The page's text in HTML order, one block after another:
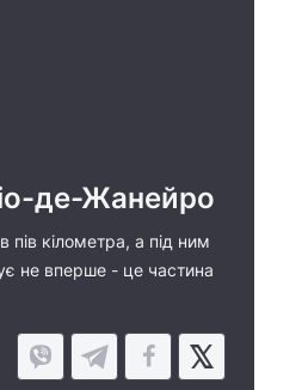
де-Жанейро
кілометра, а під ним
не вперше - це частина